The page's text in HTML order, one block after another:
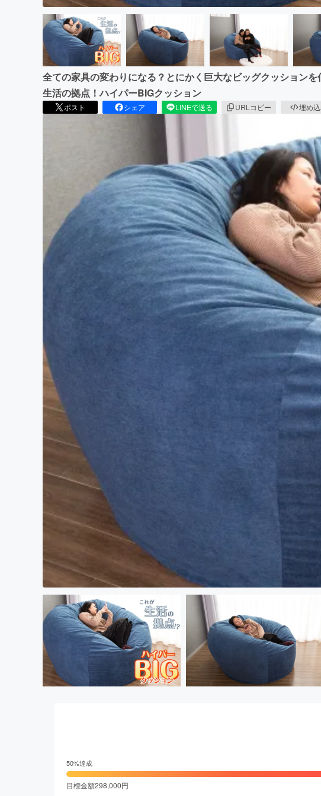
全ての家具の変わりになる？とにかく巨大なビッグクッション
生活の拠点！ハイパーBIGクッション
ポスト シェア LINEで送る URLコピー 埋め
50%達成
目標金額298,000円